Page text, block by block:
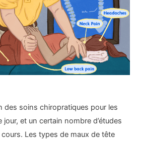
des soins chiropratiques pour les
et un certain nombre d’études
Les types de maux de tête